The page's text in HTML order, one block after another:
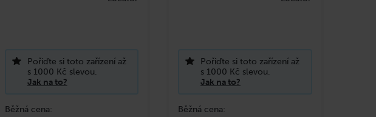
Pořiďte si toto zařízení až
s 1000 Kč slevou.
Jak na to?
Pořiďte si toto zařízení až
s 1000 Kč slevou.
Jak na to?